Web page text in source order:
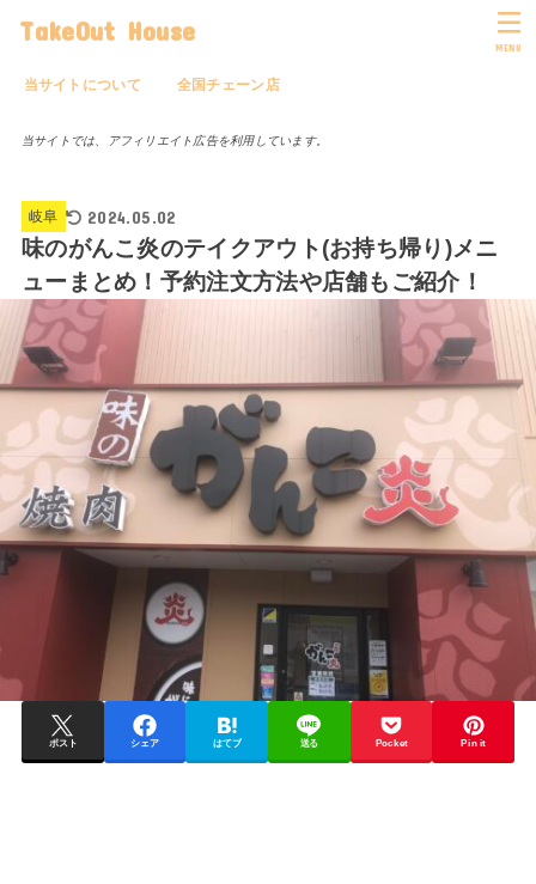
TakeOut House
当サイトについて 全国チェーン店
MENU
当サイトでは、アフィリエイト広告を利用しています。
岐阜 2024.05.02
味のがんこ炎のテイクアウト(お持ち帰り)メニ
ューまとめ！予約注文方法や店舗もご紹介！
ポスト シェア はてブ 送る Pocket Pin it